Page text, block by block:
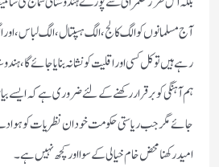
آج مسلمانوں کو الگ کالج، الگ ہسپتال،الگ لباس،
رہے ہیں تو کل کسی اور اقلیت کو نشانہ بنایا جائے
ہم آہنگی کو برقرار رکھنے کے لئے ضروری ہے کہ ایسے
جائے مگر جب ریاستی حکومت خود ان نظریات کو ہوا
امید رکھنا محض خام خیالی کے سوا اورکچھ نہیں ہے۔